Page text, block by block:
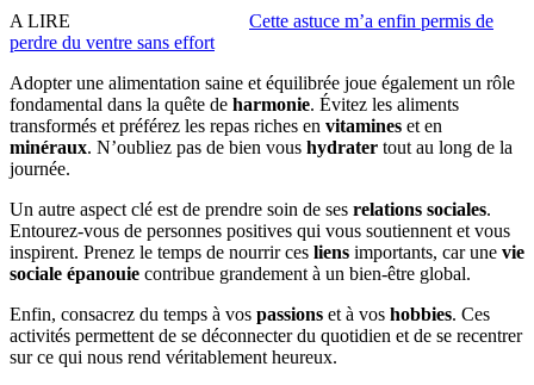
A LIRE
Cette astuce m’a enfin permis de
perdre du ventre sans effort
Adopter une alimentation saine et équilibrée joue également un rôle
fondamental dans la quête de harmonie. Évitez les aliments
transformés et préférez les repas riches en vitamines et en
minéraux. N’oubliez pas de bien vous hydrater tout au long de la
journée.
Un autre aspect clé est de prendre soin de ses relations sociales.
Entourez-vous de personnes positives qui vous soutiennent et vous
inspirent. Prenez le temps de nourrir ces liens importants, car une vie
sociale épanouie contribue grandement à un bien-être global.
Enfin, consacrez du temps à vos passions et à vos hobbies. Ces
activités permettent de se déconnecter du quotidien et de se recentrer
sur ce qui nous rend véritablement heureux.